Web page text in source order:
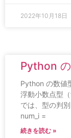
2022年10月18日
Python
Python の数値
浮動小数点型
では、型の判
num_i =
続きを読む »